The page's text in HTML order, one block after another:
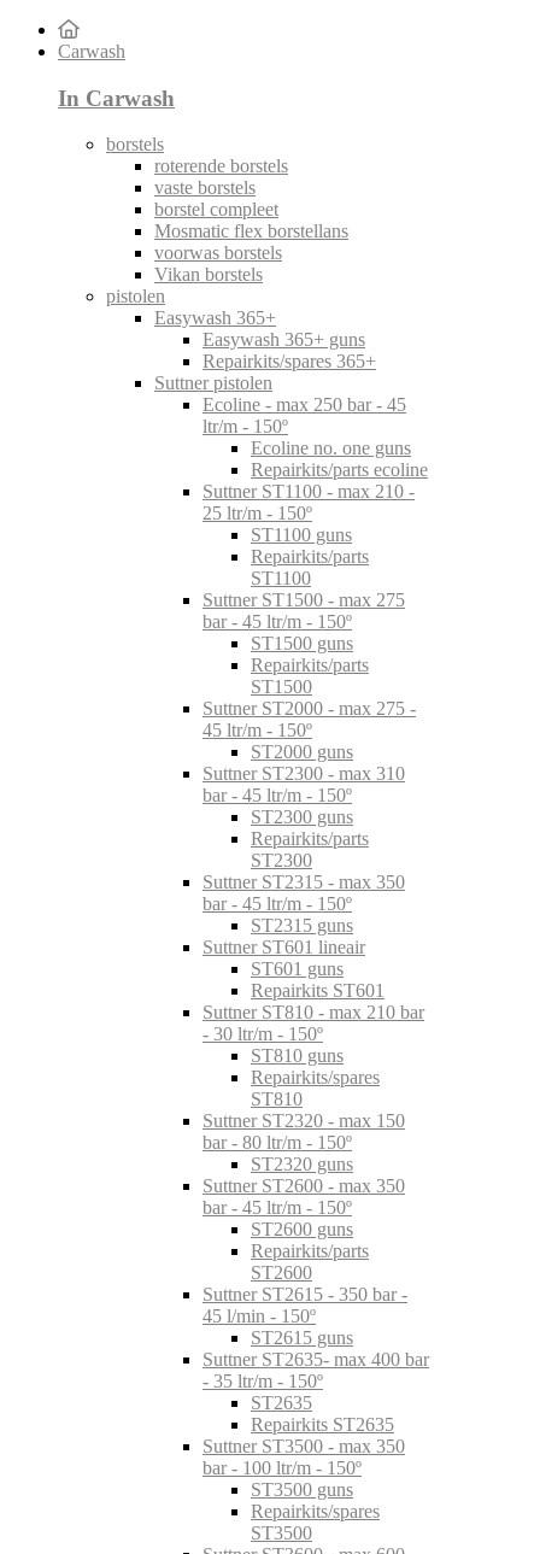
Carwash
In Carwash
borstels
roterende borstels
vaste borstels
borstel compleet
Mosmatic flex borstellans
voorwas borstels
Vikan borstels
pistolen
Easywash 365+
Easywash 365+ guns
Repairkits/spares 365+
Suttner pistolen
Ecoline - max 250 bar - 45
ltr/m - 150º
Ecoline no. one guns
Repairkits/parts ecoline
Suttner ST1100 - max 210 -
25 ltr/m - 150º
ST1100 guns
Repairkits/parts
ST1100
Suttner ST1500 - max 275
bar - 45 ltr/m - 150º
ST1500 guns
Repairkits/parts
ST1500
Suttner ST2000 - max 275 -
45 ltr/m - 150º
ST2000 guns
Suttner ST2300 - max 310
bar - 45 ltr/m - 150º
ST2300 guns
Repairkits/parts
ST2300
Suttner ST2315 - max 350
bar - 45 ltr/m - 150º
ST2315 guns
Suttner ST601 lineair
ST601 guns
Repairkits ST601
Suttner ST810 - max 210 bar
- 30 ltr/m - 150º
ST810 guns
Repairkits/spares
ST810
Suttner ST2320 - max 150
bar - 80 ltr/m - 150º
ST2320 guns
Suttner ST2600 - max 350
bar - 45 ltr/m - 150º
ST2600 guns
Repairkits/parts
ST2600
Suttner ST2615 - 350 bar -
45 l/min - 150º
ST2615 guns
Suttner ST2635- max 400 bar
- 35 ltr/m - 150º
ST2635
Repairkits ST2635
Suttner ST3500 - max 350
bar - 100 ltr/m - 150º
ST3500 guns
Repairkits/spares
ST3500